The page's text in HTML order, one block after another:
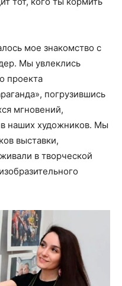
мое знакомство с
Мы увлеклись
проекта
погрузившись
мгновений,
наших художников. Мы
выставки,
в творческой